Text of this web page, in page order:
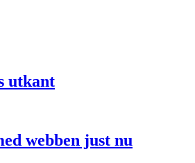
utkant
webben just nu